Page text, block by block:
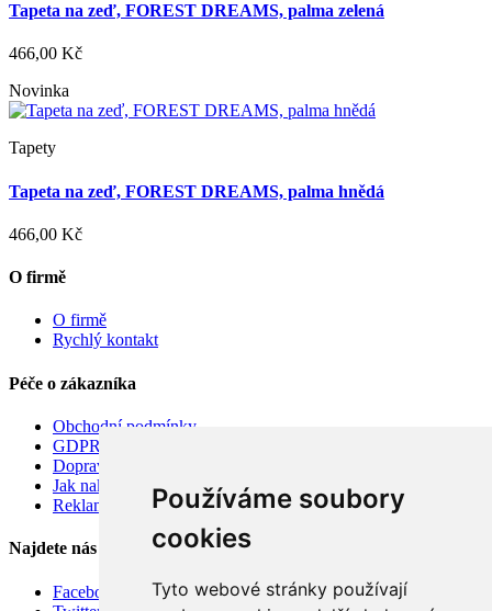
Používáme soubory
cookies
Tyto webové stránky používají
Tapeta na zeď, FOREST DREAMS, palma zelená
466,00 Kč
Novinka
Tapety
Tapeta na zeď, FOREST DREAMS, palma hnědá
466,00 Kč
O firmě
O firmě
Rychlý kontakt
Péče o zákazníka
Obchodní podmínky
GDPR
Doprava
Jak nakupovat
Reklamace
Najdete nás
Facebook